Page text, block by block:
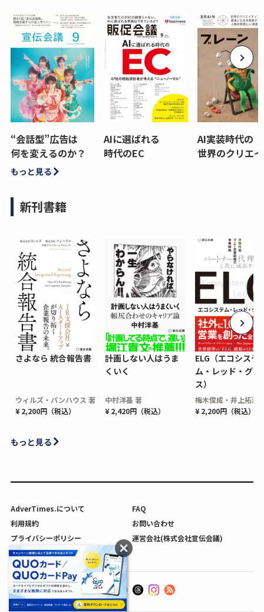
“会話型”広告は
何を変えるのか？
AIに選ばれる
時代のEC
AI実装時代の
世界のクリエ
もっと見る
新刊書籍
さよなら 統合報告書
ウィルズ・パンハウス 著
¥ 2,200円（税込）
計画しない人はうま
くいく
中村洋基 著
¥ 2,420円（税込）
ELG（エコシステ
ム・レッド・グロ
ス）
梅木俊成・井上拓海
¥ 2,200円（税込）
もっと見る
AdverTimes.について
FAQ
利用規約
お問い合わせ
プライバシーポリシー
運営会社(株式会社宣伝会議)
利用者情報の外部送信について